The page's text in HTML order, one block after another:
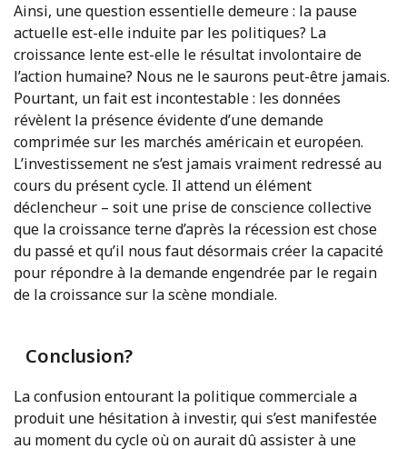
Ainsi, une question essentielle demeure : la pause
actuelle est-elle induite par les politiques? La
croissance lente est-elle le résultat involontaire de
l’action humaine? Nous ne le saurons peut-être jamais.
Pourtant, un fait est incontestable : les données
révèlent la présence évidente d’une demande
comprimée sur les marchés américain et européen.
L’investissement ne s’est jamais vraiment redressé au
cours du présent cycle. Il attend un élément
déclencheur – soit une prise de conscience collective
que la croissance terne d’après la récession est chose
du passé et qu’il nous faut désormais créer la capacité
pour répondre à la demande engendrée par le regain
de la croissance sur la scène mondiale.
Conclusion?
La confusion entourant la politique commerciale a
produit une hésitation à investir, qui s’est manifestée
au moment du cycle où on aurait dû assister à une